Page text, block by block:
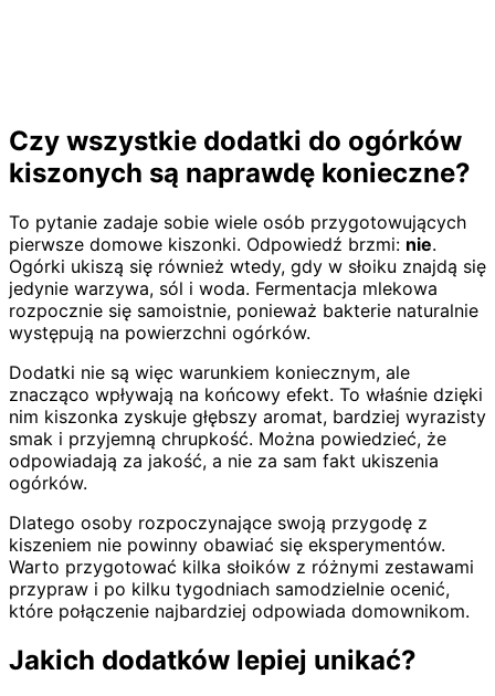
Czy wszystkie dodatki do ogórków
kiszonych są naprawdę konieczne?
To pytanie zadaje sobie wiele osób przygotowujących
pierwsze domowe kiszonki. Odpowiedź brzmi: nie.
Ogórki ukiszą się również wtedy, gdy w słoiku znajdą się
jedynie warzywa, sól i woda. Fermentacja mlekowa
rozpocznie się samoistnie, ponieważ bakterie naturalnie
występują na powierzchni ogórków.
Dodatki nie są więc warunkiem koniecznym, ale
znacząco wpływają na końcowy efekt. To właśnie dzięki
nim kiszonka zyskuje głębszy aromat, bardziej wyrazisty
smak i przyjemną chrupkość. Można powiedzieć, że
odpowiadają za jakość, a nie za sam fakt ukiszenia
ogórków.
Dlatego osoby rozpoczynające swoją przygodę z
kiszeniem nie powinny obawiać się eksperymentów.
Warto przygotować kilka słoików z różnymi zestawami
przypraw i po kilku tygodniach samodzielnie ocenić,
które połączenie najbardziej odpowiada domownikom.
Jakich dodatków lepiej unikać?